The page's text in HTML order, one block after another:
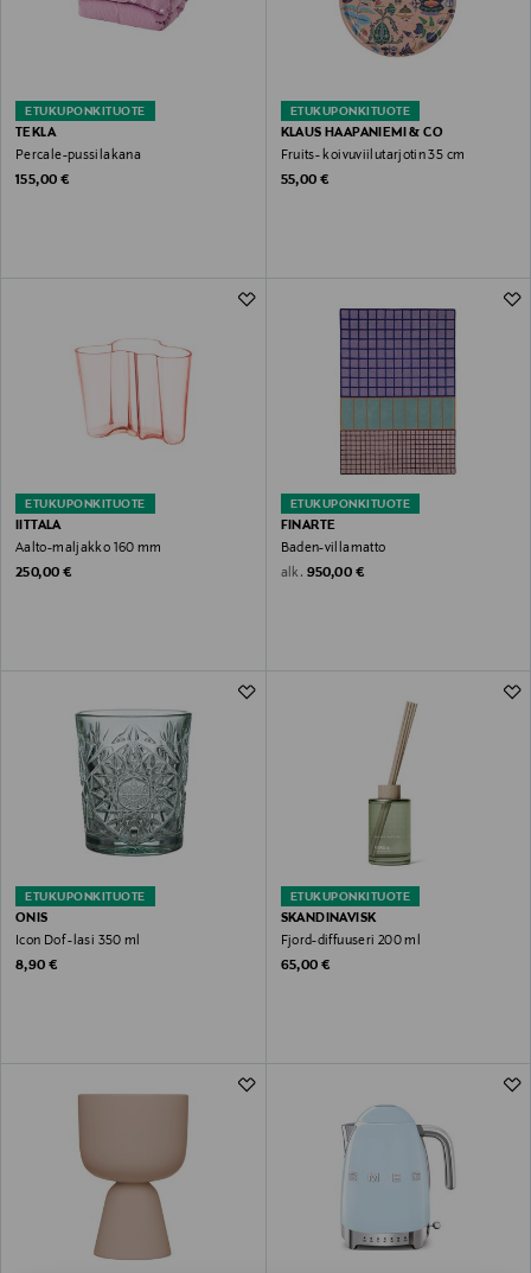
ETUKUPONKITUOTE
TEKLA
Percale-pussilakana
Original Price
155,00 €
ETUKUPONKITUOTE
KLAUS HAAPANIEMI & CO
Fruits- koivuviilutarjotin 35 cm
Original Price
55,00 €
ETUKUPONKITUOTE
IITTALA
Aalto-maljakko 160 mm
Original Price
250,00 €
ETUKUPONKITUOTE
FINARTE
Baden-villamatto
alk. Original Price
950,00 €
ETUKUPONKITUOTE
ONIS
Icon Dof -lasi 350 ml
Original Price
8,90 €
ETUKUPONKITUOTE
SKANDINAVISK
Fjord-diffuuseri 200 ml
Original Price
65,00 €